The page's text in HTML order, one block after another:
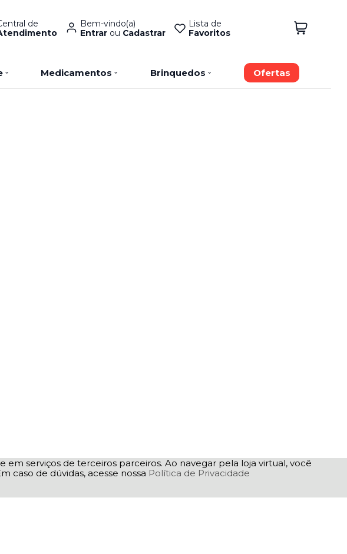
em serviços de terceiros parceiros. Ao navegar pela loja virtual, você
caso de dúvidas, acesse nossa Política de Privacidade
de
Bem-vindo(a)
Entrar ou Cadastrar
Lista de
Favoritos
Medicamentos Brinquedos Ofertas